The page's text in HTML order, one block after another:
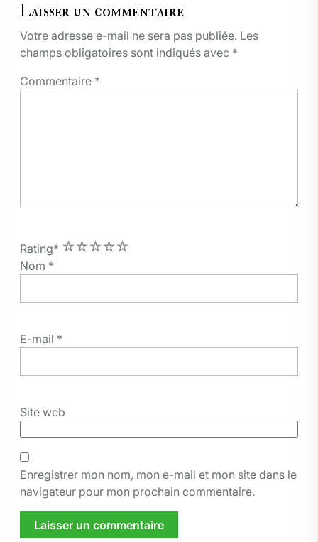
Laisser un commentaire
Votre adresse e-mail ne sera pas publiée. Les
champs obligatoires sont indiqués avec *
Commentaire *
Rating* 5
4
3
2
1
Nom *
E-mail *
Site web
Enregistrer mon nom, mon e-mail et mon site dans le
navigateur pour mon prochain commentaire.